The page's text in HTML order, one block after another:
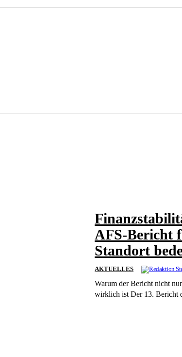
AFS-Bericht
Standort
AKTUELLES
Warum der Bericht nicht
wirklich ist Der 13.